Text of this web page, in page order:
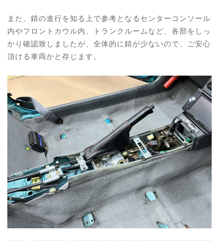
また、錆の進行を知る上で参考となるセンターコンソール
内やフロントカウル内、トランクルームなど、各部をしっ
かり確認致しましたが、全体的に錆が少ないので、ご安心
頂ける車両かと存じます。